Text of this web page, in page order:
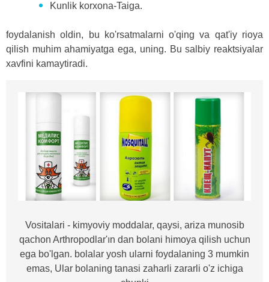
Kunlik korxona-Taiga.
foydalanish oldin, bu ko'rsatmalarni o'qing va qat'iy rioya
qilish muhim ahamiyatga ega, uning. Bu salbiy reaktsiyalar
xavfini kamaytiradi.
Vositalari - kimyoviy moddalar, qaysi, ariza munosib
qachon Arthropodlar'ın dan bolani himoya qilish uchun
ega bo'lgan. bolalar yosh ularni foydalaning 3 mumkin
emas, Ular bolaning tanasi zaharli zararli o'z ichiga